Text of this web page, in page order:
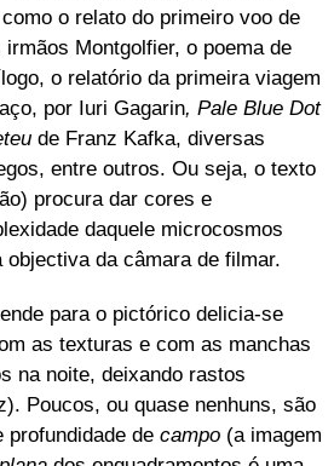
o relato do primeiro voo de
Montgolfier, o poema de
o relatório da primeira viagem
por Iuri Gagarin, Pale Blue Dot
de Franz Kafka, diversas
entre outros. Ou seja, o texto
procura dar cores e
daquele microcosmos
objectiva da câmara de filmar.
para o pictórico delicia-se
as texturas e com as manchas
na noite, deixando rastos
Poucos, ou quase nenhuns, são
profundidade de campo (a imagem